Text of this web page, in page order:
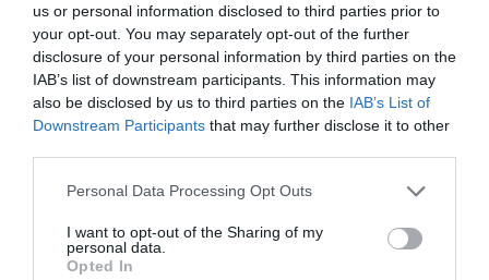
us or personal information disclosed to third parties prior to
your opt-out. You may separately opt-out of the further
disclosure of your personal information by third parties on the
IAB’s list of downstream participants. This information may
also be disclosed by us to third parties on the IAB’s List of
Downstream Participants that may further disclose it to other
Personal Data Processing Opt Outs
I want to opt-out of the Sharing of my
personal data.
Opted In